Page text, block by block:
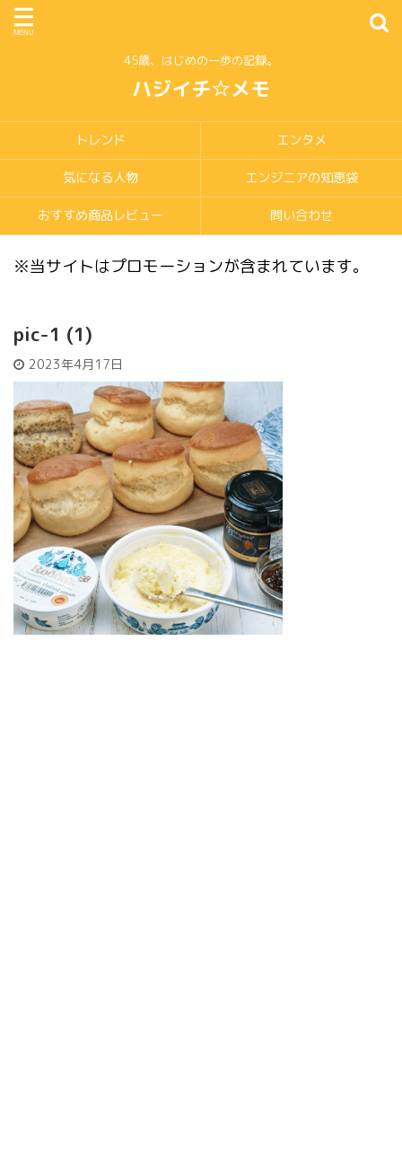
45歳、はじめの一歩の記録。
ハジイチ☆メモ
トレンド エンタメ
気になる人物 エンジニアの知恵袋
おすすめ商品レビュー 問い合わせ
※当サイトはプロモーションが含まれています。
pic-1 (1)
2023年4月17日